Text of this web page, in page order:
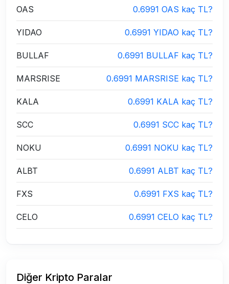
OAS 0.6991 OAS kaç TL?
YIDAO 0.6991 YIDAO kaç TL?
BULLAF 0.6991 BULLAF kaç TL?
MARSRISE 0.6991 MARSRISE kaç TL?
KALA 0.6991 KALA kaç TL?
SCC 0.6991 SCC kaç TL?
NOKU 0.6991 NOKU kaç TL?
ALBT 0.6991 ALBT kaç TL?
FXS 0.6991 FXS kaç TL?
CELO 0.6991 CELO kaç TL?
Diğer Kripto Paralar